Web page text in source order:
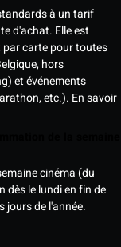
à un tarif
d'achat. Elle est
par carte pour toutes
hors
et événements
etc.). En savoir
cinéma (du
dès le lundi en fin de
jours de l'année.